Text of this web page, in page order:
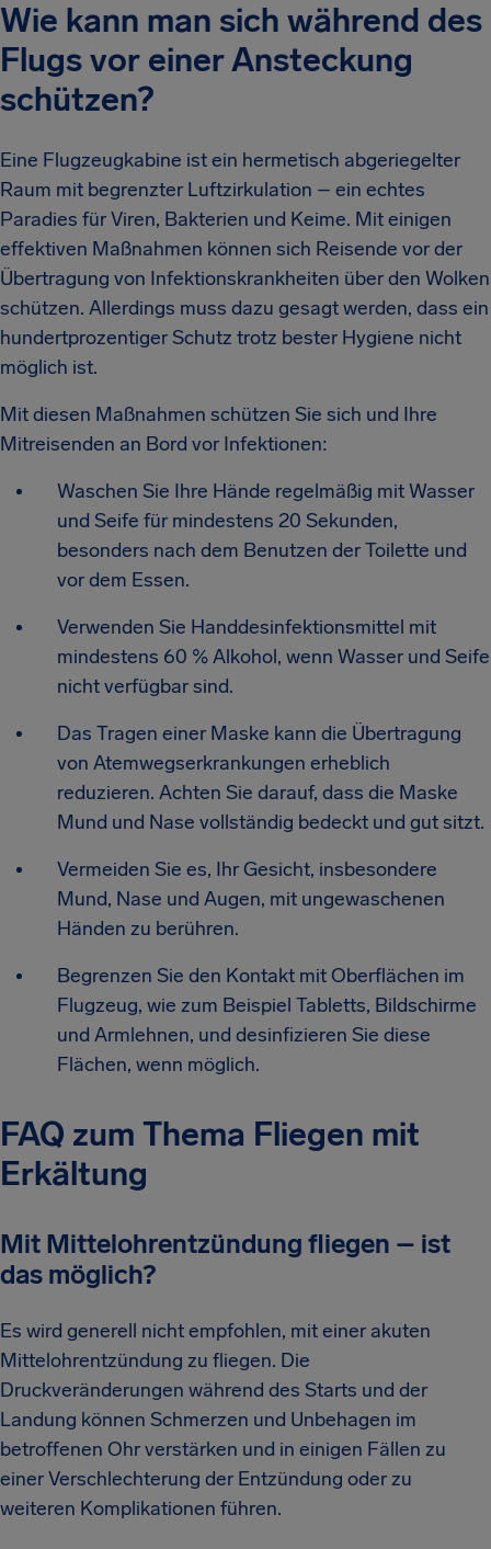
Wie kann man sich während des
Flugs vor einer Ansteckung
schützen?
Eine Flugzeugkabine ist ein hermetisch abgeriegelter
Raum mit begrenzter Luftzirkulation – ein echtes
Paradies für Viren, Bakterien und Keime. Mit einigen
effektiven Maßnahmen können sich Reisende vor der
Übertragung von Infektionskrankheiten über den Wolken
schützen. Allerdings muss dazu gesagt werden, dass ein
hundertprozentiger Schutz trotz bester Hygiene nicht
möglich ist.
Mit diesen Maßnahmen schützen Sie sich und Ihre
Mitreisenden an Bord vor Infektionen:
Waschen Sie Ihre Hände regelmäßig mit Wasser
und Seife für mindestens 20 Sekunden,
besonders nach dem Benutzen der Toilette und
vor dem Essen.
Verwenden Sie Handdesinfektionsmittel mit
mindestens 60 % Alkohol, wenn Wasser und Seife
nicht verfügbar sind.
Das Tragen einer Maske kann die Übertragung
von Atemwegserkrankungen erheblich
reduzieren. Achten Sie darauf, dass die Maske
Mund und Nase vollständig bedeckt und gut sitzt.
Vermeiden Sie es, Ihr Gesicht, insbesondere
Mund, Nase und Augen, mit ungewaschenen
Händen zu berühren.
Begrenzen Sie den Kontakt mit Oberflächen im
Flugzeug, wie zum Beispiel Tabletts, Bildschirme
und Armlehnen, und desinfizieren Sie diese
Flächen, wenn möglich.
FAQ zum Thema Fliegen mit
Erkältung
Mit Mittelohrentzündung fliegen – ist
das möglich?
Es wird generell nicht empfohlen, mit einer akuten
Mittelohrentzündung zu fliegen. Die
Druckveränderungen während des Starts und der
Landung können Schmerzen und Unbehagen im
betroffenen Ohr verstärken und in einigen Fällen zu
einer Verschlechterung der Entzündung oder zu
weiteren Komplikationen führen.